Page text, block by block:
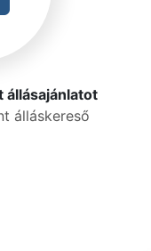
állásajánlatot
álláskereső